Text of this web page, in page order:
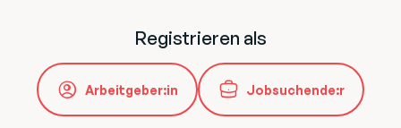
Registrieren als
Arbeitgeber:in Jobsuchende:r